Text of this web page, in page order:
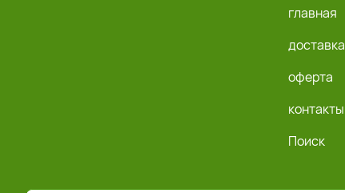
главная
доставка
оферта
контакты
Поиск